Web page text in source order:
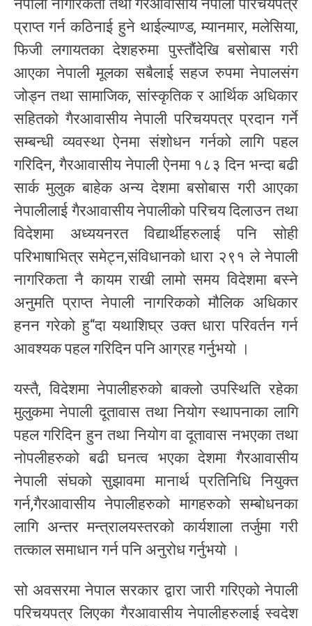
नेपाली नागरिकता तथा गैरआवासीय नेपाली परिचयपत्र
प्राप्त गर्न कठिनाई हुने थाईल्याण्ड, म्यानमार, मलेसिया,
फिजी लगायतका देशहरुमा पुस्तौंदेखि बसोबास गरी
आएका नेपाली मूलका सबैलाई सहज रुपमा नेपालसंग
जोड्न तथा सामाजिक, सांस्कृतिक र आर्थिक अधिकार
सहितको गैरआवासीय नेपाली परिचयपत्र प्रदान गर्ने
सम्बन्धी व्यवस्था ऐनमा संशोधन गर्नको लागि पहल
गरिदिन, गैरआवासीय नेपाली ऐनमा १८३ दिन भन्दा बढी
सार्क मुलुक बाहेक अन्य देशमा बसोबास गरी आएका
नेपालीलाई गैरआवासीय नेपालीको परिचय दिलाउन तथा
विदेशमा अध्ययनरत विद्यार्थीहरुलाई पनि सोही
परिभाषाभित्र समेट्न,संविधानको धारा २९१ ले नेपाली
नागरिकता नै कायम राखी लामो समय विदेशमा बस्ने
अनुमति प्राप्त नेपाली नागरिकको मौलिक अधिकार
हनन गरेको हु“दा यथाशिघ्र उक्त धारा परिवर्तन गर्न
आवश्यक पहल गरिदिन पनि आग्रह गर्नुभयो ।
यस्तै, विदेशमा नेपालीहरुको बाक्लो उपस्थिति रहेका
मुलुकमा नेपाली दूतावास तथा नियोग स्थापनाका लागि
पहल गरिदिन हुन तथा नियोग वा दूतावास नभएका तथा
नोपलीहरुको बढी घनत्व भएका देशमा गैरआवासीय
नेपाली संघको सुझावमा मानार्थ प्रतिनिधि नियुक्त
गर्न,गैरआवासीय नेपालीहरुको मागहरुको सम्बोधनका
लागि अन्तर मन्त्रालयस्तरको कार्यशाला तर्जुमा गरी
तत्काल समाधान गर्न पनि अनुरोध गर्नुभयो ।
सो अवसरमा नेपाल सरकार द्वारा जारी गरिएको नेपाली
परिचयपत्र लिएका गैरआवासीय नेपालीहरुलाई स्वदेश